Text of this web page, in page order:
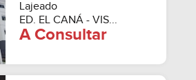
Lajeado
ED. EL CANÁ - VIS...
A Consultar